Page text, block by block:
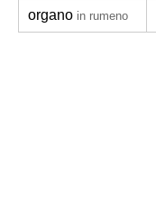
organo in rumeno